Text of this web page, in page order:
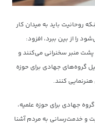
روحانیت باید به میدان کار
را از بین ببرد، افزود:
منبر سخنرانی می‌کنند و
گروه‌های جهادی برای حوزه
کنند.
جهادی برای حوزه علمیه،
و خدمت‌رسانی به مردم آشنا